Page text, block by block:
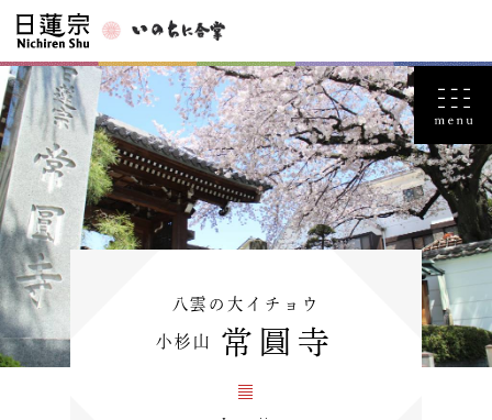
八雲の大イチョウ
小杉山 常圓寺